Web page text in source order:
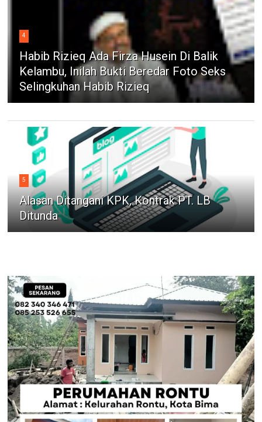
4
Habib Rizieq Ada Firza Husein Di Balik
Kelambu, Inilah Bukti Beredar Foto Seks
Selingkuhan Habib Rizieq
5
Alasan Ditangani KPK, Kontrak PT. LB
Ditunda